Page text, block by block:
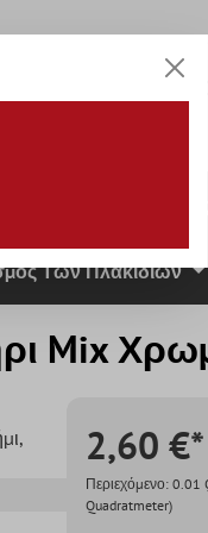
Των Πλακιδίων
Mix
,
2,60
Περιεχόμενο: 0.01
Quadratmeter)